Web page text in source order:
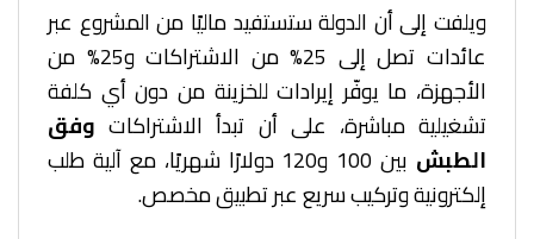
ويلفت إلى أن الدولة ستستفيد ماليًا من المشروع عبر
عائدات تصل إلى 25% من الاشتراكات و25% من
الأجهزة، ما يوفّر إيرادات للخزينة من دون أي كلفة
تشغيلية مباشرة، على أن تبدأ الاشتراكات وفق
الطبش
بين 100 و120 دولارًا شهريًا، مع آلية طلب
إلكترونية وتركيب سريع عبر تطبيق مخصص.